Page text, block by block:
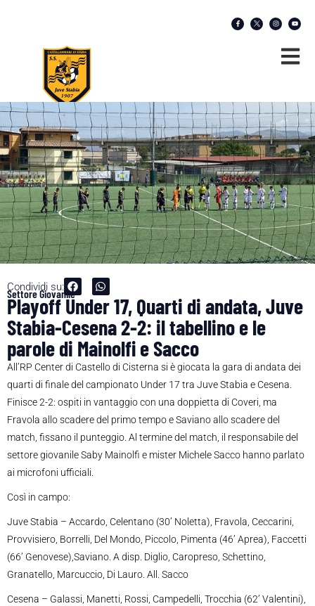
Condividi su:
Settore Giovanile
Playoff Under 17, Quarti di andata, Juve
Stabia-Cesena 2-2: il tabellino e le
parole di Mainolfi e Sacco
All’RP Center di Castello di Cisterna si è giocata la gara di andata dei
quarti di finale del campionato Under 17 tra Juve Stabia e Cesena.
Finisce 2-2: ospiti in vantaggio con una doppietta di Coveri, ma
Fravola allo scadere del primo tempo e Saviano allo scadere del
match, fissano il punteggio. Al termine del match, il responsabile del
settore giovanile Saby Mainolfi e mister Michele Sacco hanno parlato
ai microfoni ufficiali.
Così in campo:
Juve Stabia – Accardo, Celentano (30’ Noletta), Fravola, Ceccarini,
Provvisiero, Borrelli, Del Mondo, Piccolo, Pimenta (46’ Aprea), Faccetti
(66’ Genovese),Saviano. A disp. Diglio, Caropreso, Schettino,
Granatello, Marcuccio, Di Lauro. All. Sacco
Cesena – Galassi, Manetti, Rossi, Campedelli, Trocchia (62’ Valentini),